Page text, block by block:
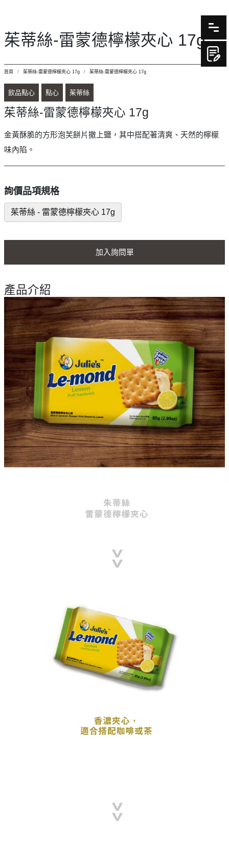
茱蒂絲-雷蒙德檸檬夾心 17g
首頁 茱蒂絲-雷蒙德檸檬夾心 17g 茱蒂絲-雷蒙德檸檬夾心 17g
飲品點心 點心 茱蒂絲
茱蒂絲-雷蒙德檸檬夾心 17g
金黃酥脆的方形泡芙餅片撒上鹽，其中搭配著清爽、天然的檸檬
味內陷。
詢價品項規格
茱蒂絲 - 雷蒙德檸檬夾心 17g
加入詢問單
產品介紹